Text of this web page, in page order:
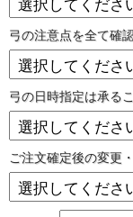
弓の注意点を全て確
弓の日時指定は承る
ご注文確定後の変更